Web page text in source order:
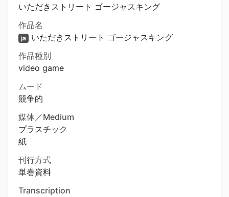
いただきストリート ゴージャスキング
作品名
ja いただきストリート ゴージャスキング
作品種別
video game
ムード
競争的
媒体／Medium
プラスチック
紙
刊行方式
単巻資料
Transcription